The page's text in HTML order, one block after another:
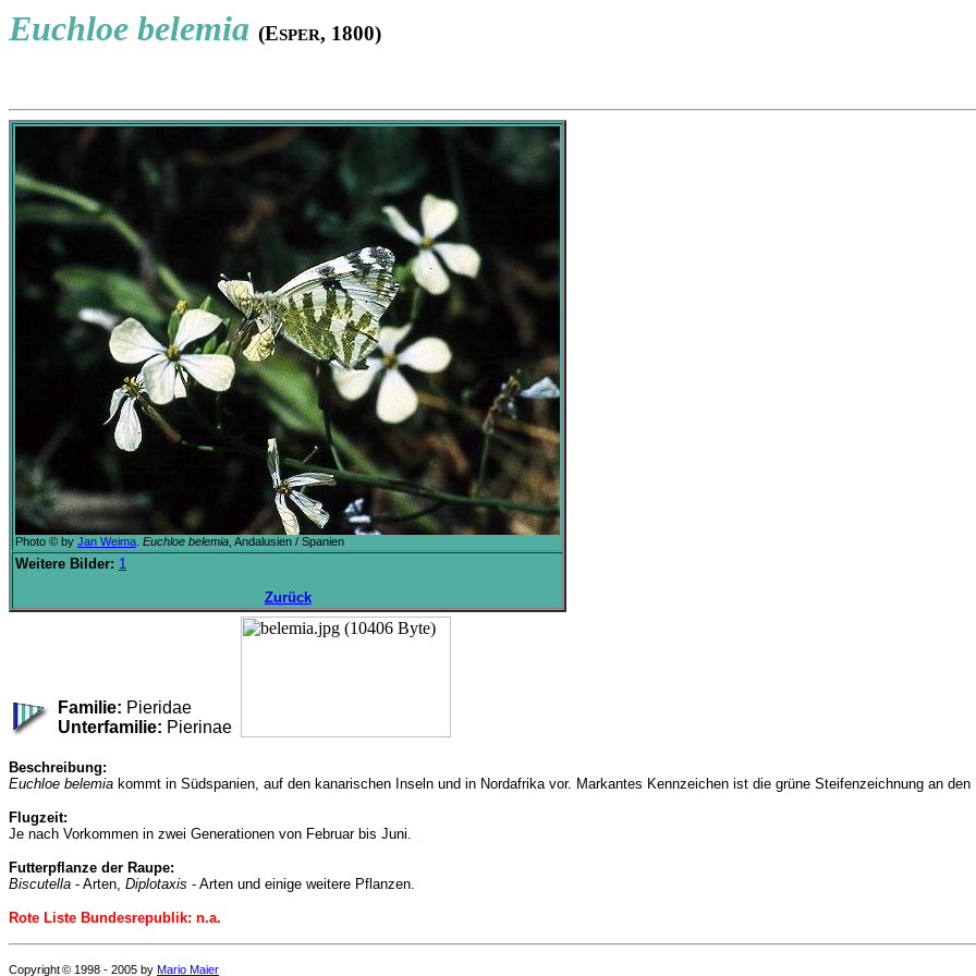
Euchloe belemia (ESPER, 1800)
Photo © by Jan Weima. Euchloe belemia, Andalusien / Spanien
Weitere Bilder: 1
Zurück
Familie: Pieridae
Unterfamilie: Pierinae
Beschreibung:
Euchloe belemia kommt in Südspanien, auf den kanarischen Inseln und in Nordafrika vor. Markantes Kennzeichen ist die grüne Steifenzeichnung an den
Flugzeit:
Je nach Vorkommen in zwei Generationen von Februar bis Juni.
Futterpflanze der Raupe:
Biscutella - Arten, Diplotaxis - Arten und einige weitere Pflanzen.
Rote Liste Bundesrepublik: n.a.
Copyright© 1998 - 2005 by Mario Maier